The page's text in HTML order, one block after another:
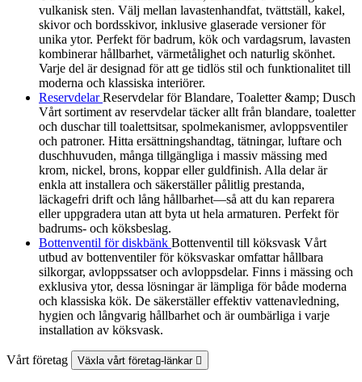
vulkanisk sten. Välj mellan lavastenhandfat, tvättställ, kakel,
skivor och bordsskivor, inklusive glaserade versioner för
unika ytor. Perfekt för badrum, kök och vardagsrum, lavasten
kombinerar hållbarhet, värmetålighet och naturlig skönhet.
Varje del är designad för att ge tidlös stil och funktionalitet till
moderna och klassiska interiörer.
ReservdelarReservdelar för Blandare, Toaletter &amp; Dusch
Vårt sortiment av reservdelar täcker allt från blandare, toaletter
och duschar till toalettsitsar, spolmekanismer, avloppsventiler
och patroner. Hitta ersättningshandtag, tätningar, luftare och
duschhuvuden, många tillgängliga i massiv mässing med
krom, nickel, brons, koppar eller guldfinish. Alla delar är
enkla att installera och säkerställer pålitlig prestanda,
läckagefri drift och lång hållbarhet—så att du kan reparera
eller uppgradera utan att byta ut hela armaturen. Perfekt för
badrums- och köksbeslag.
Bottenventil för diskbänk Bottenventil till köksvask Vårt
utbud av bottenventiler för köksvaskar omfattar hållbara
silkorgar, avloppssatser och avloppsdelar. Finns i mässing och
exklusiva ytor, dessa lösningar är lämpliga för både moderna
och klassiska kök. De säkerställer effektiv vattenavledning,
hygien och långvarig hållbarhet och är oumbärliga i varje
installation av köksvask.
Vårt företag Växla vårt företag-länkar 